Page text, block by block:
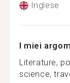
Inglese
I miei
Literature,
science,